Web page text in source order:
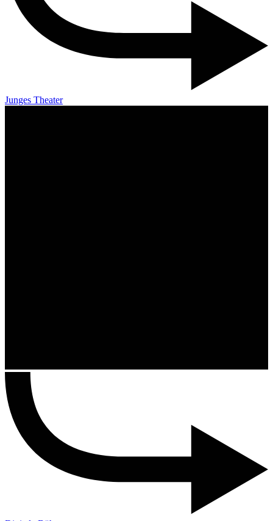
Junges Theater